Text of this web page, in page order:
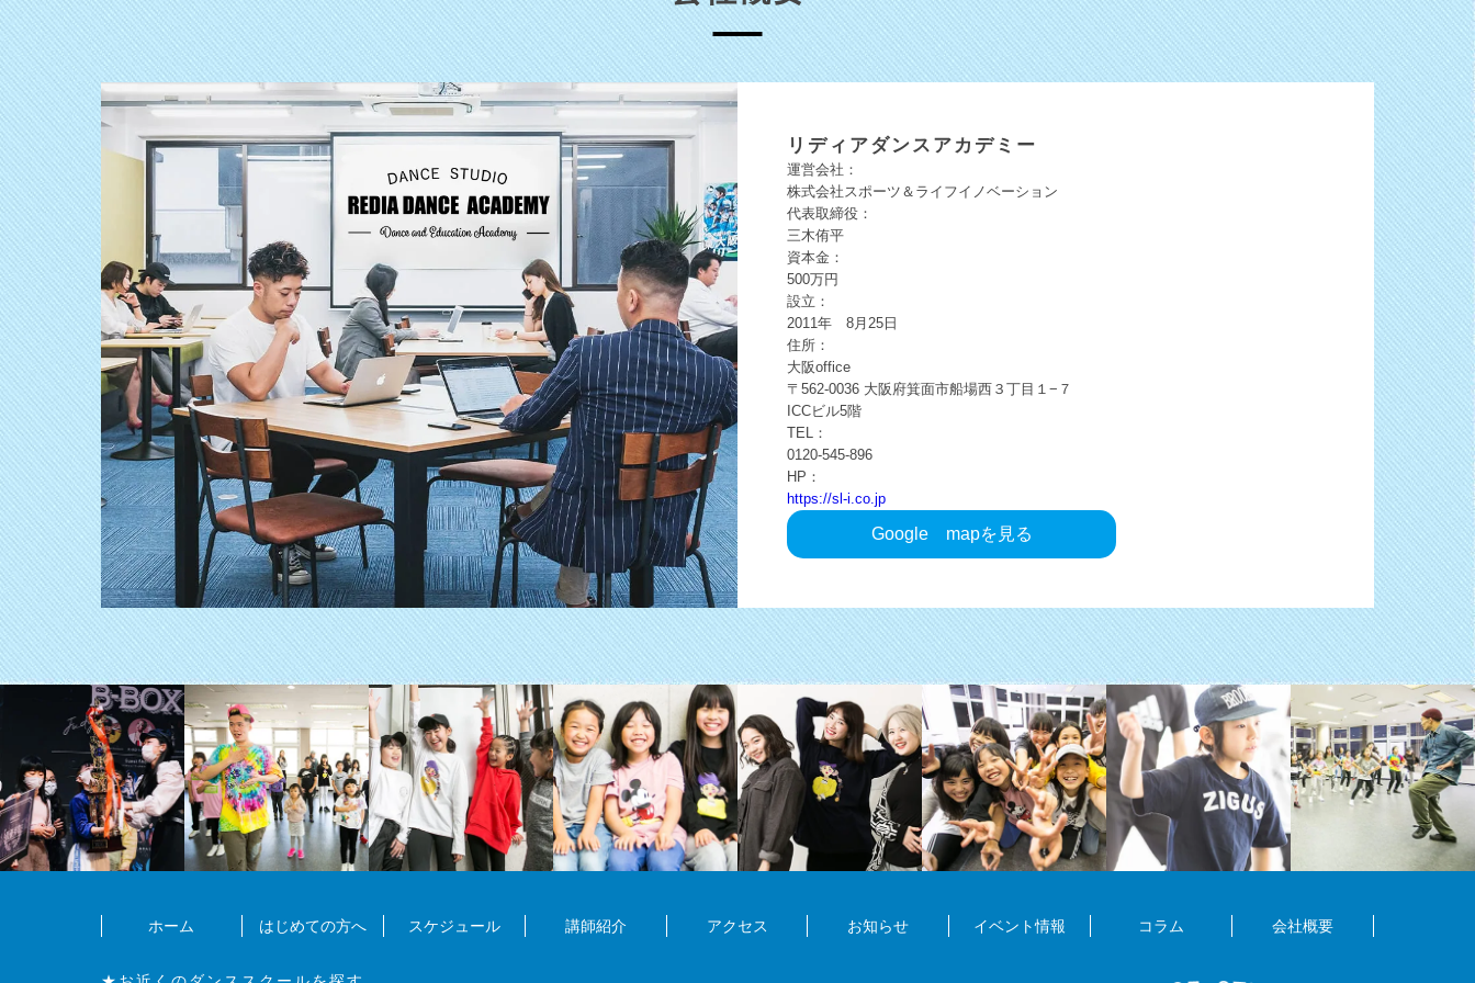
リディアダンスアカデミー
運営会社：
株式会社スポーツ＆ライフイノベーション
代表取締役：
三木侑平
資本金：
500万円
設立：
2011年 8月25日
住所：
大阪office
〒562-0036 大阪府箕面市船場西３丁目１−７
ICCビル5階
TEL：
0120-545-896
HP：
https://sl-i.co.jp
Google mapを見る
ホーム はじめての方へ スケジュール 講師紹介 アクセス お知らせ イベント情報 コラム 会社概要